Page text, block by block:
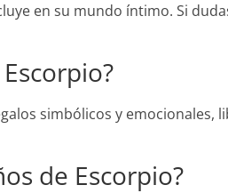
en su mundo íntimo. Si
simbólicos y emocionales,
de Escorpio?